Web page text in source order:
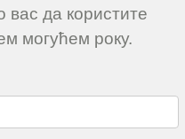
да користите
могућем року.